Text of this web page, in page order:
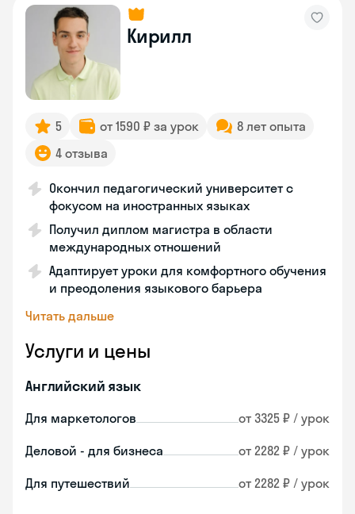
Кирилл
5 от 1590 ₽ за урок
8 лет опыта
4 отзыва
Окончил педагогический университет с
фокусом на иностранных языках
Получил диплом магистра в области
международных отношений
Адаптирует уроки для комфортного обучения
и преодоления языкового барьера
Читать дальше
Услуги и цены
Английский язык
Для маркетологов от 3325 ₽ / урок
Деловой - для бизнеса от 2282 ₽ / урок
Для путешествий от 2282 ₽ / урок